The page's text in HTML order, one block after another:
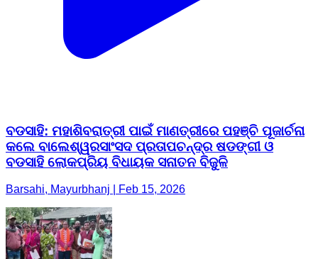
ବଡସାହି: ମହାଶିବରାତ୍ରୀ ପାଇଁ ମାଣତ୍ରୀରେ ପହଞ୍ଚି ପୂଜାର୍ଚନା
କଲେ ବାଲେଶ୍ୱରସାଂସଦ ପ୍ରତାପଚନ୍ଦ୍ର ଷଡଙ୍ଗୀ ଓ
ବଡସାହି ଲୋକପ୍ରିୟ ବିଧାୟକ ସନାତନ ବିଜୁଳି
Barsahi, Mayurbhanj | Feb 15, 2026